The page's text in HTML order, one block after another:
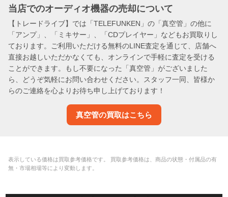
当店でのオーディオ機器の売却について
【トレードライブ】では「TELEFUNKEN」の「真空管」の他に
「アンプ」、「ミキサー」、「CDプレイヤー」などもお買取りし
ております。ご利用いただける無料のLINE査定を通じて、店舗へ
直接お越しいただかなくても、オンラインで手軽に査定を受ける
ことができます。もし不要になった「真空管」がございました
ら、どうぞ気軽にお問い合わせください。スタッフ一同、皆様か
らのご連絡を心よりお待ち申し上げております！
真空管の買取はこちら
表示している価格は買取参考価格です。 買取参考価格は、商品の状態・付属品の有
無・市場相場等により変動します。